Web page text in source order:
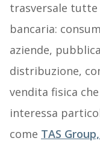
trasversale
bancaria:
aziende,
distribuzione,
vendita fisica
interessa
come TAS Group,